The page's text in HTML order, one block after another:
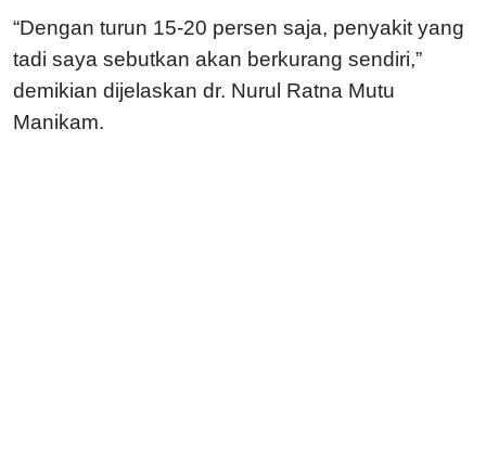
“Dengan turun 15-20 persen saja, penyakit yang
tadi saya sebutkan akan berkurang sendiri,”
demikian dijelaskan dr. Nurul Ratna Mutu
Manikam.